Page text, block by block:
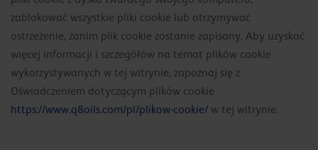
zablokować wszystkie pliki cookie lub otrzymywać
ostrzeżenie, zanim plik cookie zostanie zapisany. Aby uzyskać
więcej informacji i szczegółów na temat plików cookie
wykorzystywanych w tej witrynie, zapoznaj się z
Oświadczeniem dotyczącym plików cookie
https://www.q8oils.com/pl/plikow-cookie/ w tej witrynie.